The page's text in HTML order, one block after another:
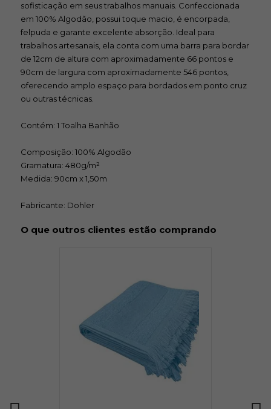
sofisticação em seus trabalhos manuais. Confeccionada
em 100% Algodão, possui toque macio, é encorpada,
felpuda e garante excelente absorção. Ideal para
trabalhos artesanais, ela conta com uma barra para bordar
de 12cm de altura com aproximadamente 66 pontos e
90cm de largura com aproximadamente 546 pontos,
oferecendo amplo espaço para bordados em ponto cruz
ou outras técnicas.
Contém: 1 Toalha Banhão
Composição: 100% Algodão
Gramatura: 480g/m²
Medida: 90cm x 1,50m
Fabricante: Dohler
O que outros clientes estão comprando